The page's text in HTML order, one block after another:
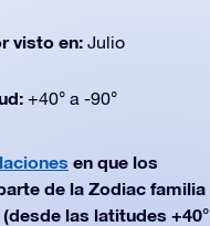
visto en: Julio
+40° a -90°
en que los
de la Zodiac familia
las latitudes +40°